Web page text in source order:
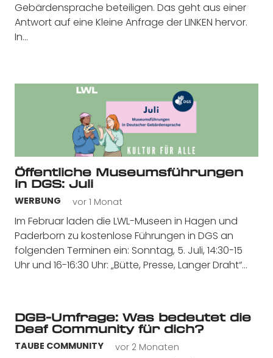
Gebärdensprache beteiligen. Das geht aus einer
Antwort auf eine Kleine Anfrage der LINKEN hervor.
In…
Öffentliche Museumsführungen
in DGS: Juli
WERBUNG vor 1 Monat
Im Februar laden die LWL-Museen in Hagen und
Paderborn zu kostenlose Führungen in DGS an
folgenden Terminen ein: Sonntag, 5. Juli, 14:30-15
Uhr und 16-16:30 Uhr: „Bütte, Presse, Langer Draht“…
DGB-Umfrage: Was bedeutet die
Deaf Community für dich?
TAUBE COMMUNITY vor 2 Monaten